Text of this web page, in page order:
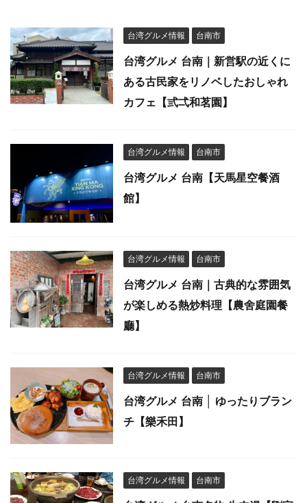
台湾グルメ情報 台南市
台湾グルメ 台南｜新営駅の近くに
ある古民家をリノベしたおしゃれ
カフェ【弎弌和茗園】
台湾グルメ情報 台南市
台湾グルメ 台南【天馬星空餐酒
館】
台湾グルメ情報 台南市
台湾グルメ 台南｜古典的な雰囲気
が楽しめる熱炒料理【農舍庭園餐
廳】
台湾グルメ情報 台南市
台湾グルメ 台南 │ ゆったりブラン
チ【樂禾田】
台湾グルメ情報 台南市